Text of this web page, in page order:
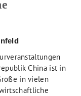
China ist in
in vielen